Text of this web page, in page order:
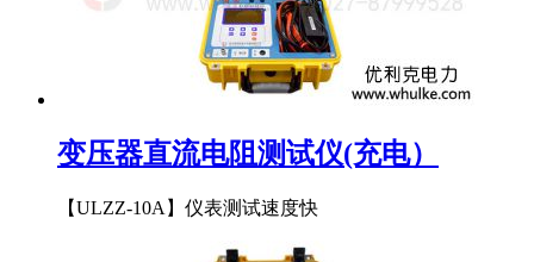
变压器直流电阻测试仪(充电）
【ULZZ-10A】仪表测试速度快